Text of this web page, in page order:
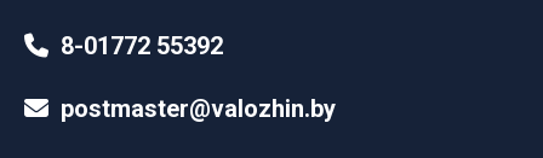
8-01772 55392
postmaster@valozhin.by